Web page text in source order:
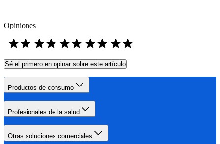
Opiniones
Sé el primero en opinar sobre este artículo
Productos de consumo
Profesionales de la salud
Otras soluciones comerciales